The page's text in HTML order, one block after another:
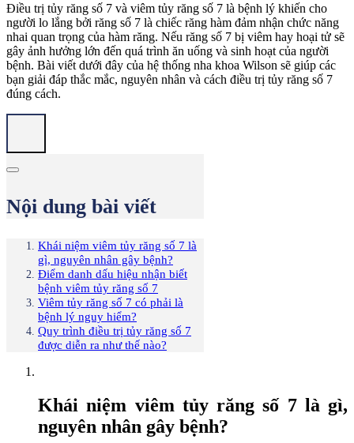
Điều trị tủy răng số 7 và viêm tủy răng số 7 là bệnh lý khiến cho
người lo lắng bởi răng số 7 là chiếc răng hàm đảm nhận chức năng
nhai quan trọng của hàm răng. Nếu răng số 7 bị viêm hay hoại tử sẽ
gây ảnh hưởng lớn đến quá trình ăn uống và sinh hoạt của người
bệnh. Bài viết dưới đây của hệ thống nha khoa Wilson sẽ giúp các
bạn giải đáp thắc mắc, nguyên nhân và cách điều trị tủy răng số 7
đúng cách.
Nội dung bài viết
Khái niệm viêm tủy răng số 7 là
gì, nguyên nhân gây bệnh?
Điểm danh dấu hiệu nhận biết
bệnh viêm tủy răng số 7
Viêm tủy răng số 7 có phải là
bệnh lý nguy hiểm?
Quy trình điều trị tủy răng số 7
được diễn ra như thế nào?
Khái niệm viêm tủy răng số 7 là gì,
nguyên nhân gây bệnh?